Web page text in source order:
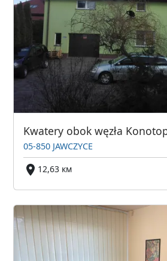
Kwatery obok węzła
05-850 JAWCZYCE
12,63 км